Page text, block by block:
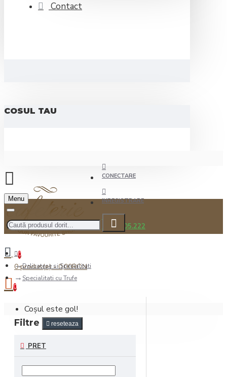
Contact
COSUL TAU
CONECTARE
INREGISTRARE
0722.505.222
Menu
0
0 produs(e) - 0,00RON
0
Coșul este gol!
Delicatese si Specialitati
Specialitati cu Trufe
Filtre reseteaza
PRET